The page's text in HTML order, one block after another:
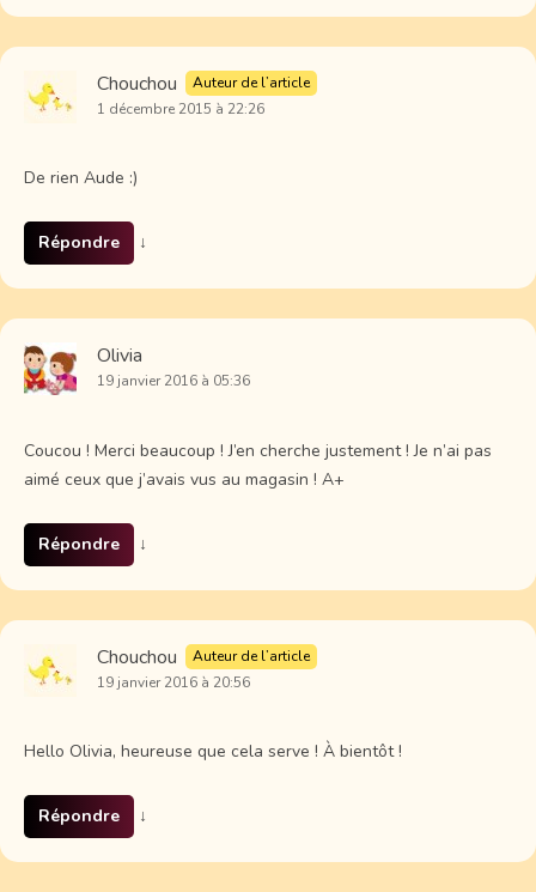
Chouchou
Auteur de l’article
1 décembre 2015 à 22:26
De rien Aude :)
Répondre ↓
Olivia
19 janvier 2016 à 05:36
Coucou ! Merci beaucoup ! J’en cherche justement ! Je n’ai pas
aimé ceux que j’avais vus au magasin ! A+
Répondre ↓
Chouchou
Auteur de l’article
19 janvier 2016 à 20:56
Hello Olivia, heureuse que cela serve ! À bientôt !
Répondre ↓